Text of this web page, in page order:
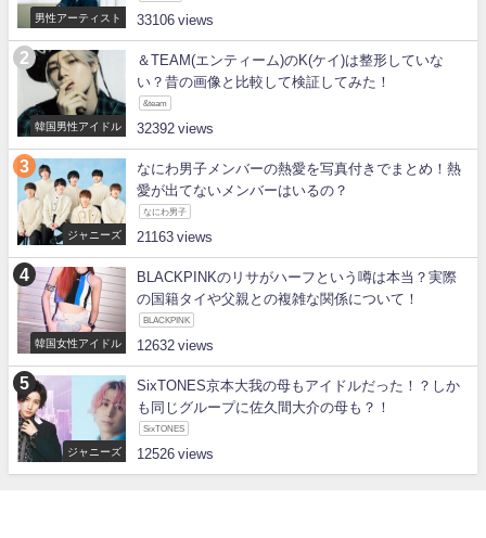
男性アーティスト 33106
韓国男性アイドル
＆TEAM(エンティーム)のK(ケイ)は整形していな
い？昔の画像と比較して検証してみた！
&team
32392
ジャニーズ
なにわ男子メンバーの熱愛を写真付きでまとめ！熱
愛が出てないメンバーはいるの？
なにわ男子
21163
韓国女性アイドル
BLACKPINKのリサがハーフという噂は本当？実際
の国籍タイや父親との複雑な関係について！
BLACKPINK
12632
ジャニーズ
SixTONES京本大我の母もアイドルだった！？しか
も同じグループに佐久間大介の母も？！
SixTONES
12526